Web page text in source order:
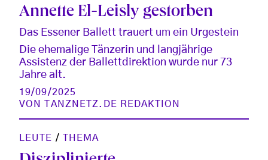
Annette El-Leisly gestorben
Das Essener Ballett trauert um ein Urgestein
Die ehemalige Tänzerin und langjährige
Assistenz der Ballettdirektion wurde nur 73
Jahre alt.
19/09/2025
VON
TANZNETZ.DE REDAKTION
LEUTE / THEMA